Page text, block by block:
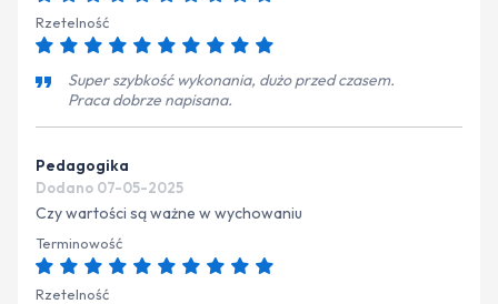
Rzetelność
Super szybkość wykonania, dużo przed czasem.
Praca dobrze napisana.
Pedagogika
Dodano 07-05-2025
Czy wartości są ważne w wychowaniu
Terminowość
Rzetelność